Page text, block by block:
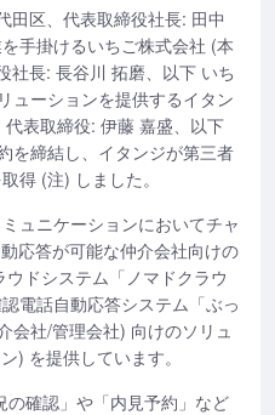
田区、代表取締役社長: 田中
手掛けるいちご株式会社 (本
社長: 長谷川 拓磨、以下 いち
ューションを提供するイタン
表取締役: 伊藤 嘉盛、以下
を締結し、イタンジが第三者
得 (注) しました。
ュニケーションにおいてチャ
応答が可能な仲介会社向けの
ドシステム「ノマドクラウ
電話自動応答システム「ぶっ
会社/管理会社) 向けのソリュ
) を提供しています。
の確認」や「内見予約」など